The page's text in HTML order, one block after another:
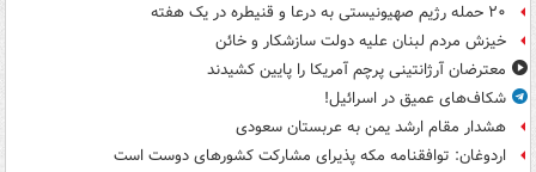
۲۰ حمله رژیم صهیونیستی به درعا و قنیطره در یک هفته
خیزش مردم لبنان علیه دولت سازشکار و خائن
معترضان آرژانتینی پرچم آمریکا را پایین کشیدند
شکاف‌های عمیق در اسرائیل!
هشدار مقام ارشد یمن به عربستان سعودی
اردوغان: توافقنامه مکه پذیرای مشارکت کشورهای دوست است